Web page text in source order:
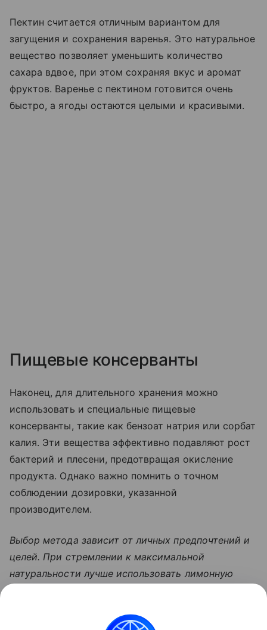
Пектин считается отличным вариантом для
загущения и сохранения варенья. Это натуральное
вещество позволяет уменьшить количество
сахара вдвое, при этом сохраняя вкус и аромат
фруктов. Варенье с пектином готовится очень
быстро, а ягоды остаются целыми и красивыми.
Пищевые консерванты
Наконец, для длительного хранения можно
использовать и специальные пищевые
консерванты, такие как бензоат натрия или сорбат
калия. Эти вещества эффективно подавляют рост
бактерий и плесени, предотвращая окисление
продукта. Однако важно помнить о точном
соблюдении дозировки, указанной
производителем.
Выбор метода зависит от личных предпочтений и
целей. При стремлении к максимальной
натуральности лучше использовать лимонную
прибегнуть к помощи специальных консервантов,